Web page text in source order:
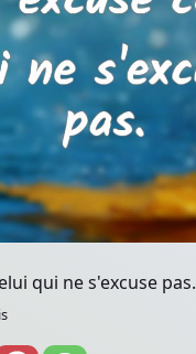
qui ne s'excuse pas.